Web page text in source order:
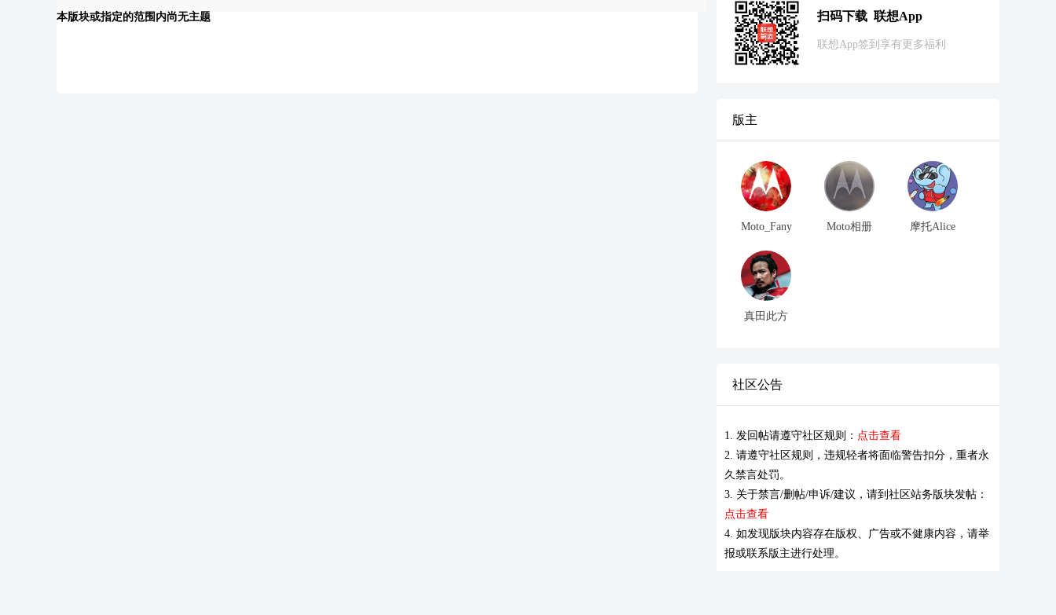
本版块或指定的范围内尚无主题 扫码下载 联想App
联想App签到享有更多福利
版主
Moto_Fany Moto相册 摩托Alice
真田此方
社区公告
1. 发回帖请遵守社区规则： 点击查看
2. 请遵守社区规则，违规轻者将面临警告扣分，重者永
久禁言处罚。
3. 关于禁言/删帖/申诉/建议，请到社区站务版块发帖：
点击查看
4. 如发现版块内容存在版权、广告或不健康内容，请举
报或联系版主进行处理。